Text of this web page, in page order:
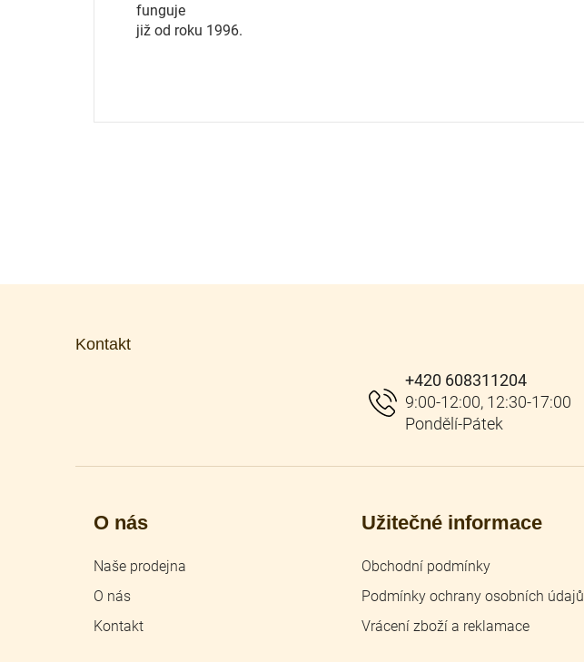
funguje
již od roku 1996.
Kontakt
+420 608311204
O nás
Naše prodejna
O nás
Kontakt
Užitečné informace
Obchodní podmínky
Podmínky ochrany osobních údajů
Vrácení zboží a reklamace